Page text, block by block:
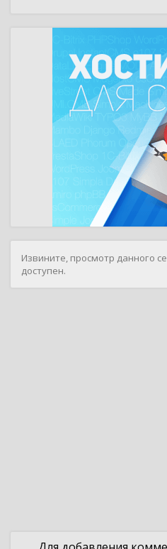
Извините, просмотр данного
доступен.